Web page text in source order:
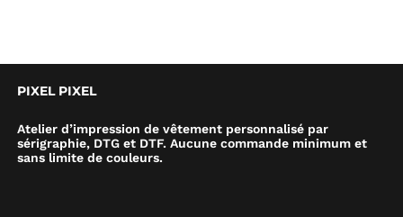
PIXEL PIXEL
Atelier d’impression de vêtement personnalisé par
sérigraphie, DTG et DTF. Aucune commande minimum et
sans limite de couleurs.